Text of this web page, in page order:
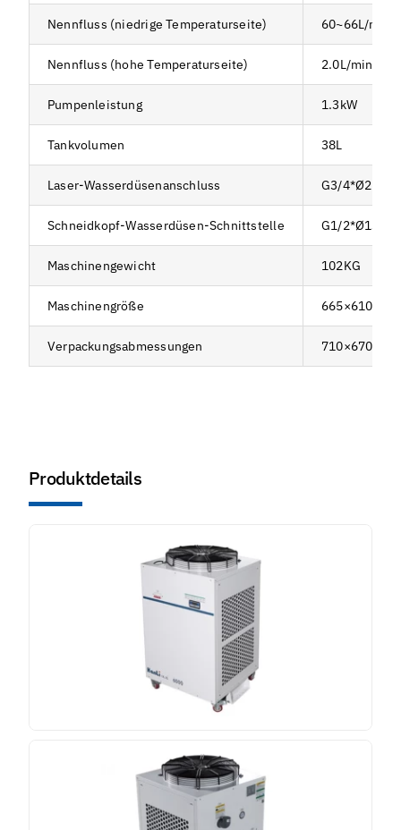
Nennfluss (niedrige Temperaturseite) 60~66L/min
Nennfluss (hohe Temperaturseite) 2.0L/min
Pumpenleistung 1.3kW
Tankvolumen 38L
Laser-Wasserdüsenanschluss G3/
Schneidkopf-Wasserdüsen-Schnittstelle G1/
Maschinengewicht 102KG
Maschinengröße
Verpackungsabmessungen
Produktdetails